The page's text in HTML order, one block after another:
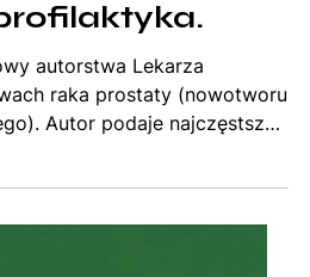
czytania
prostaty -